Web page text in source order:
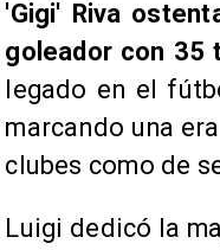
'Gigi' Riva
goleador con 35
legado en el
marcando una
clubes como de
Luigi dedicó la